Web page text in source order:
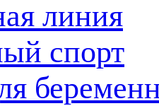
линия
спорт